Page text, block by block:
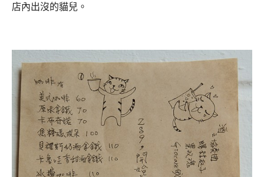
店內出沒的貓兒。